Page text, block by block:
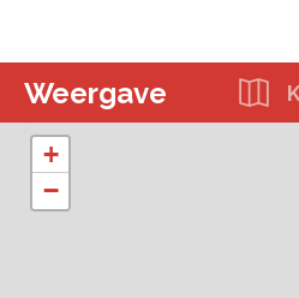
Weergave
+
−